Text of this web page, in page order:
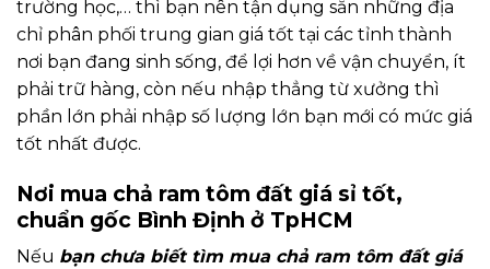
trường học,… thì bạn nên tận dụng sẵn những địa
chỉ phân phối trung gian giá tốt tại các tỉnh thành
nơi bạn đang sinh sống, để lợi hơn về vận chuyển, ít
phải trữ hàng, còn nếu nhập thẳng từ xưởng thì
phần lớn phải nhập số lượng lớn bạn mới có mức giá
tốt nhất được.
Nơi mua chả ram tôm đất giá sỉ tốt,
chuẩn gốc Bình Định ở TpHCM
Nếu bạn chưa biết tìm mua chả ram tôm đất giá